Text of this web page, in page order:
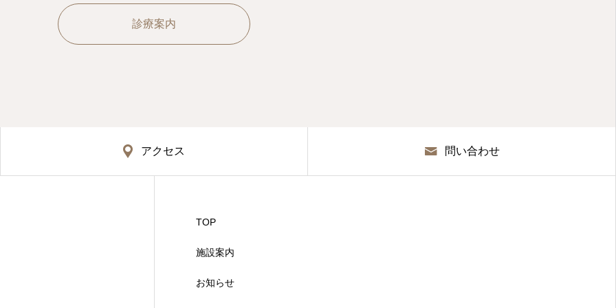
診療案内
アクセス 問い合わせ
TOP
施設案内
お知らせ